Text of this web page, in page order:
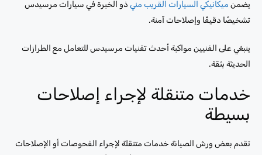
يضمن ميكانيكي السيارات القريب مني ذو الخبرة في سيارات مرسيدس
تشخيصًا دقيقًا وإصلاحات آمنة.
ينبغي على الفنيين مواكبة أحدث تقنيات مرسيدس للتعامل مع الطرازات
الحديثة بثقة.
خدمات متنقلة لإجراء إصلاحات
بسيطة
تقدم بعض ورش الصيانة خدمات متنقلة لإجراء الفحوصات أو الإصلاحات